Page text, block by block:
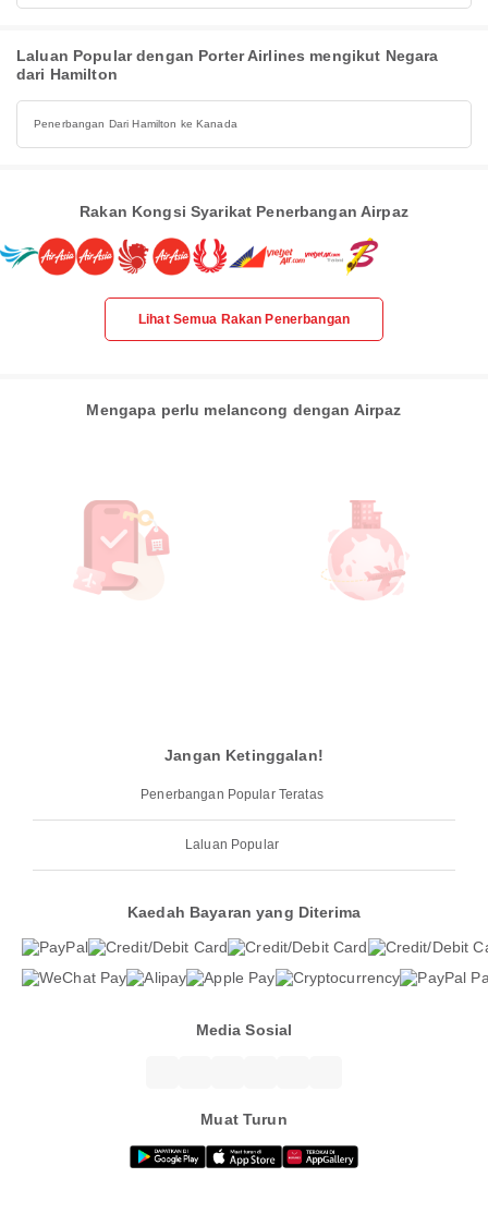
Laluan Popular dengan Porter Airlines mengikut Negara
dari Hamilton
Penerbangan Dari Hamilton ke Kanada
Rakan Kongsi Syarikat Penerbangan Airpaz
Lihat Semua Rakan Penerbangan
Mengapa perlu melancong dengan Airpaz
Jangan Ketinggalan!
Penerbangan Popular Teratas
Laluan Popular
Kaedah Bayaran yang Diterima
Media Sosial
Muat Turun